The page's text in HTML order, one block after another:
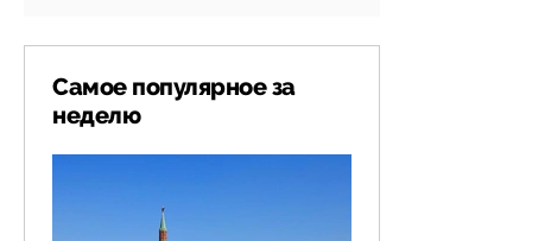
Самое популярное за
неделю